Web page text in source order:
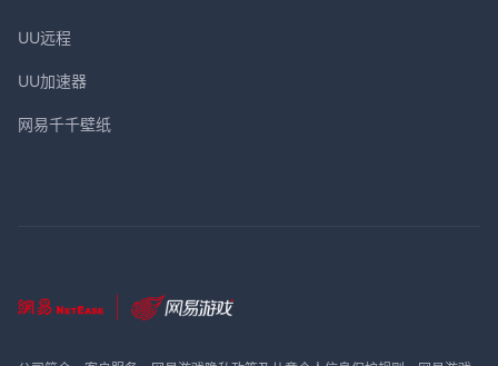
UU远程
UU加速器
网易千千壁纸